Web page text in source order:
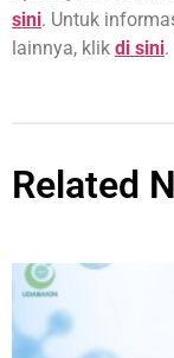
sini. Untuk
lainnya, klik di sini.
Related